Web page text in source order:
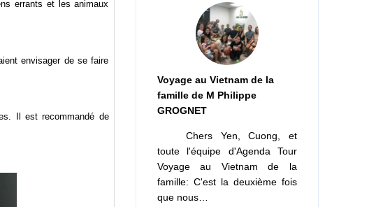
errants et les animaux
envisager de se faire
Il est recommandé de
Voyage au Vietnam de la
famille de M Philippe
GROGNET
Chers Yen, Cuong, et
toute l'équipe d'Agenda Tour
Voyage au Vietnam de la
famille: C'est la deuxième fois
que nous…